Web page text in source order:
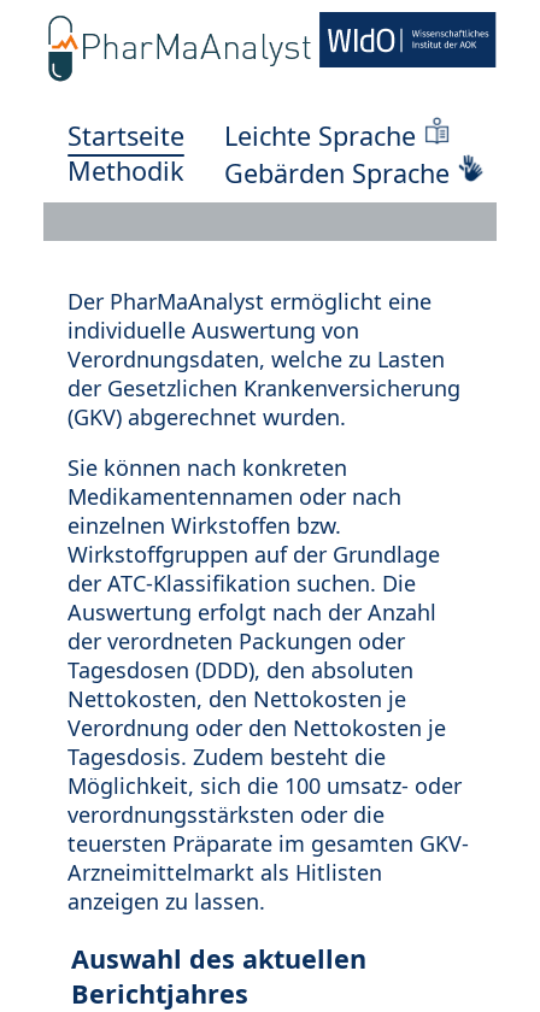
Startseite
Methodik
Leichte Sprache
Gebärden Sprache
Der PharMaAnalyst ermöglicht eine
individuelle Auswertung von
Verordnungsdaten, welche zu Lasten
der Gesetzlichen Krankenversicherung
(GKV) abgerechnet wurden.
Sie können nach konkreten
Medikamentennamen oder nach
einzelnen Wirkstoffen bzw.
Wirkstoffgruppen auf der Grundlage
der ATC-Klassifikation suchen. Die
Auswertung erfolgt nach der Anzahl
der verordneten Packungen oder
Tagesdosen (DDD), den absoluten
Nettokosten, den Nettokosten je
Verordnung oder den Nettokosten je
Tagesdosis. Zudem besteht die
Möglichkeit, sich die 100 umsatz- oder
verordnungsstärksten oder die
teuersten Präparate im gesamten GKV-
Arzneimittelmarkt als Hitlisten
anzeigen zu lassen.
Auswahl des aktuellen
Berichtjahres